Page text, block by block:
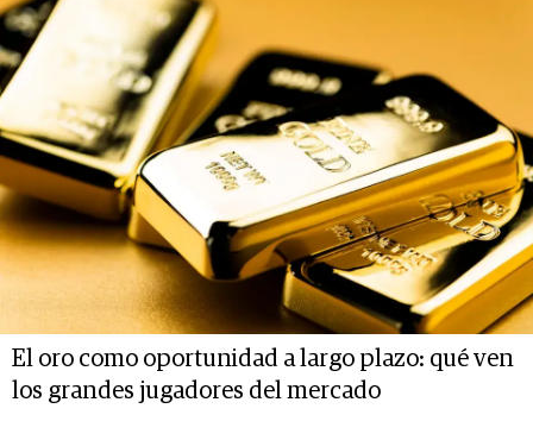
El oro como oportunidad a largo plazo: qué ven
los grandes jugadores del mercado